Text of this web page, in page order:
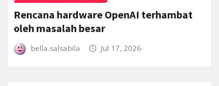
Rencana hardware OpenAI terhambat
oleh masalah besar
bella.salsabila Jul 17, 2026